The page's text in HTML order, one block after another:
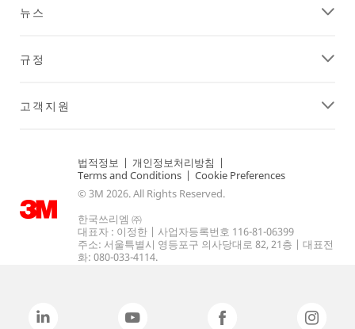
뉴스
규정
고객지원
법적정보 | 개인정보처리방침 |
Terms and Conditions | Cookie Preferences
© 3M 2026. All Rights Reserved.
한국쓰리엠 ㈜
대표자 : 이정한 | 사업자등록번호 116-81-06399
주소: 서울특별시 영등포구 의사당대로 82, 21층 | 대표전
화: 080-033-4114.